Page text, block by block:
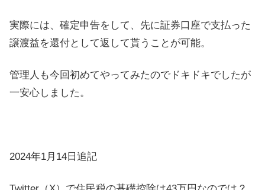
実際には、確定申告をして、先に証券口座で支払った
譲渡益を還付として返して貰うことが可能。
管理人も今回初めてやってみたのでドキドキでしたが
一安心しました。
2024年1月14日追記